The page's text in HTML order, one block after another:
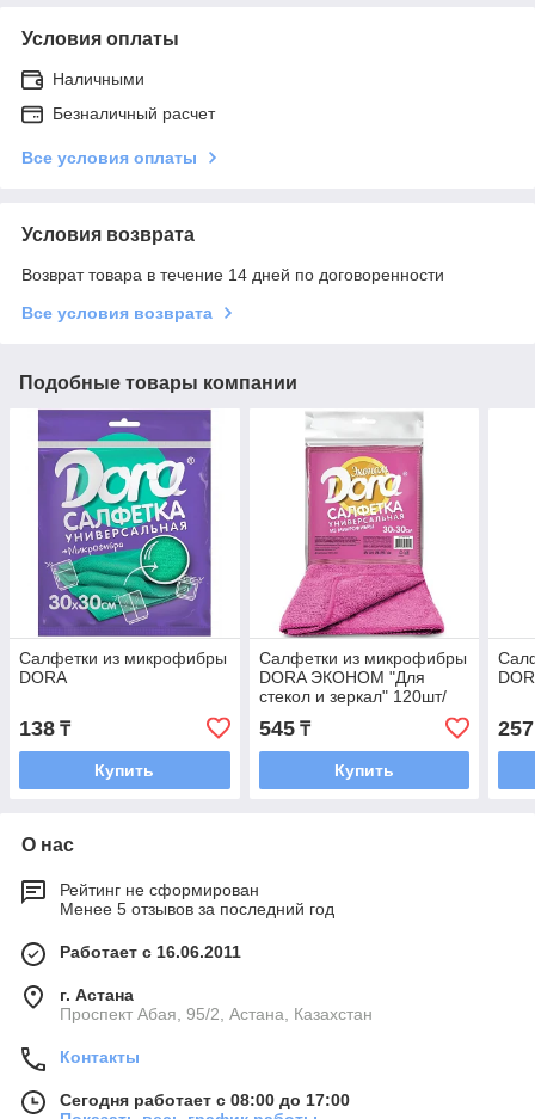
Условия оплаты
Наличными
Безналичный расчет
Все условия оплаты
Условия возврата
Возврат товара в течение 14 дней по договоренности
Все условия возврата
Подобные товары компании
Салфетки из микрофибры
DORA
138 ₸
Купить
Салфетки из микрофибры
DORA ЭКОНОМ "Для
стекол и зеркал" 120шт/
545₸
Купить
257
О нас
Рейтинг не сформирован
Менее 5 отзывов за последний год
Работает с 16.06.2011
г. Астана
​Проспект Абая, 95/2, Астана, Казахстан
Контакты
Сегодня работает с 08:00 до 17:00